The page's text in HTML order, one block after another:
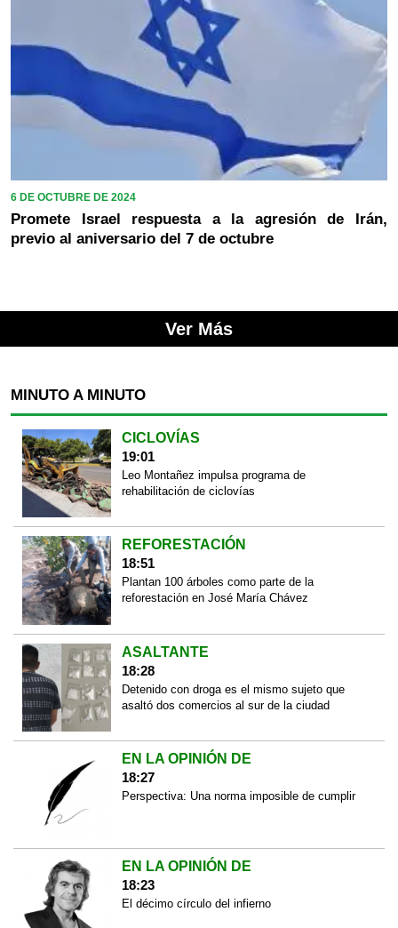
6 DE OCTUBRE DE 2024
Promete Israel respuesta a la agresión de Irán,
previo al aniversario del 7 de octubre
Ver Más
MINUTO A MINUTO
CICLOVÍAS
19:01
Leo Montañez impulsa programa de
rehabilitación de ciclovías
REFORESTACIÓN
18:51
Plantan 100 árboles como parte de la
reforestación en José María Chávez
ASALTANTE
18:28
Detenido con droga es el mismo sujeto que
asaltó dos comercios al sur de la ciudad
EN LA OPINIÓN DE
18:27
Perspectiva: Una norma imposible de cumplir
EN LA OPINIÓN DE
18:23
El décimo círculo del infierno